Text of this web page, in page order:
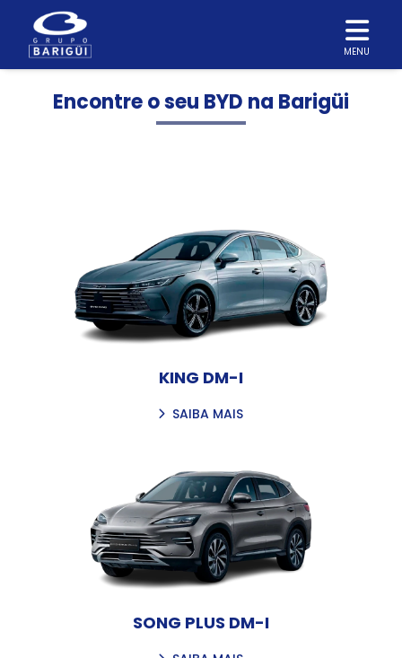
MENU
Encontre o seu BYD na Barigüi
KING DM-I
SAIBA MAIS
SONG PLUS DM-I